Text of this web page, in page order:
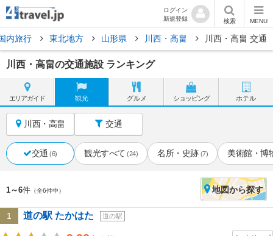
ログイン
新規登録
検索 MENU
内旅行 東北地方 山形県 川西・高畠 川西・高畠 交通
川西・高畠の交通施設 ランキング
エリアガイド 観光 グルメ ショッピング ホテル
川西・高畠 交通
交通 (6) 観光すべて (24) 名所・史跡 (7) 美術館・博
1～6件 （全6件中） 地図から探す
1 道の駅 たかはた 道の駅